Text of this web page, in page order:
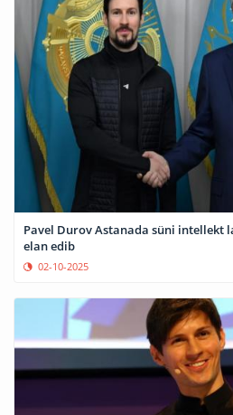
Pavel Durov Astanada süni intellekt
elan edib
02-10-2025